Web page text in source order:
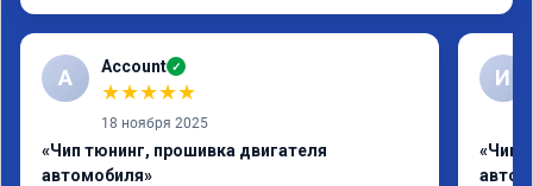
A Account ✓
★★★★★
18 ноября 2025
«Чип тюнинг, прошивка двигателя
автомобиля»
И
«Чип